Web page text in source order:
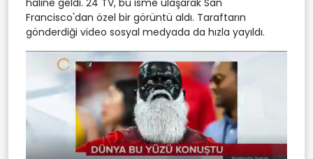
haline geldi. 24 TV, bu isme ulaşarak San
Francisco'dan özel bir görüntü aldı. Taraftarın
gönderdiği video sosyal medyada da hızla yayıldı.